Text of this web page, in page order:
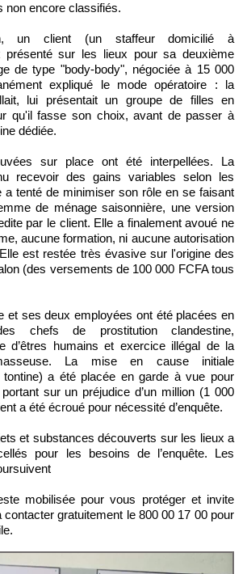
non encore classifiés.
un client (un staffeur domicilié à
présenté sur les lieux pour sa deuxième
de type "body-body", négociée à 15 000
expliqué le mode opératoire : la
lui présentait un groupe de filles en
qu'il fasse son choix, avant de passer à
dédiée.
sur place ont été interpellées. La
recevoir des gains variables selon les
a tenté de minimiser son rôle en se faisant
de ménage saisonnière, une version
par le client. Elle a finalement avoué ne
aucune formation, ni aucune autorisation
est restée très évasive sur l'origine des
(des versements de 100 000 FCFA tous
et ses deux employées ont été placées en
chefs de prostitution clandestine,
d’êtres humains et exercice illégal de la
La mise en cause initiale
tontine) a été placée en garde à vue pour
sur un préjudice d’un million (1 000
a été écroué pour nécessité d’enquête.
et substances découverts sur les lieux a
pour les besoins de l’enquête. Les
mobilisée pour vous protéger et invite
contacter gratuitement le 800 00 17 00 pour